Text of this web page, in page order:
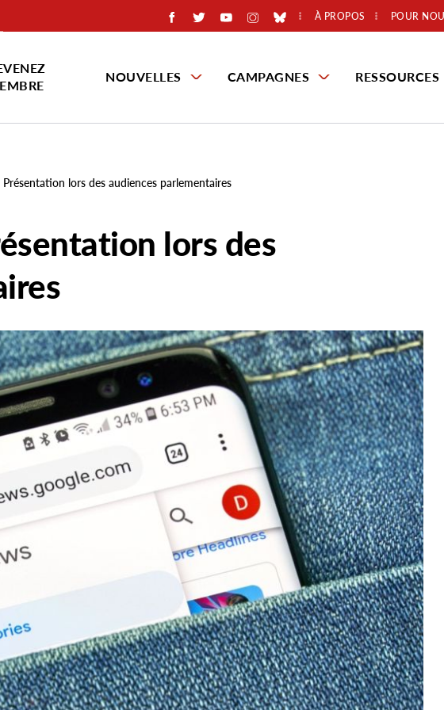
À PROPOS POUR
NOUVELLES CAMPAGNES RESSOURCES
lors des audiences parlementaires
lors des